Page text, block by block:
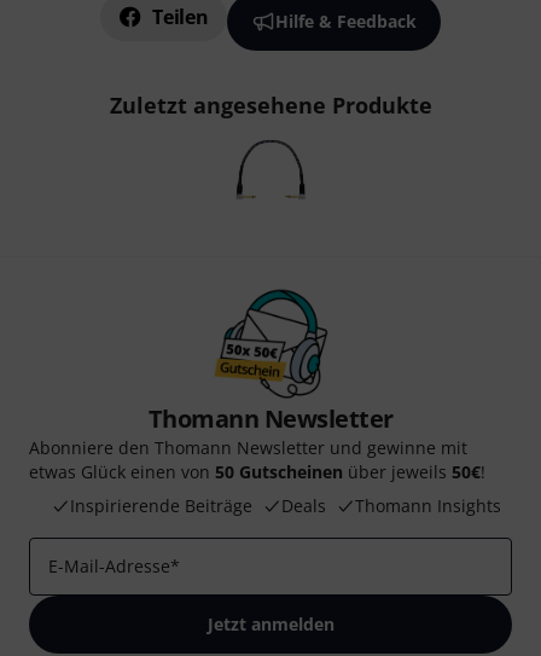
Teilen Hilfe & Feedback
Zuletzt angesehene Produkte
Thomann Newsletter
Abonniere den Thomann Newsletter und gewinne mit
etwas Glück einen von 50 Gutscheinen über jeweils 50€!
Inspirierende Beiträge
Deals Thomann Insights
E-Mail-Adresse*
Jetzt anmelden